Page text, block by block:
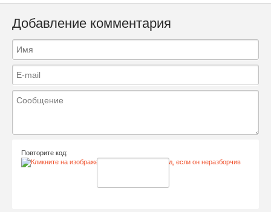
Добавление комментария
Повторите код: